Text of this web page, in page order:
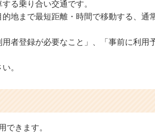
る乗り合い交通です。
地まで最短距離・時間で移動する、通
者登録が必要なこと」、「事前に利用
。
できます。